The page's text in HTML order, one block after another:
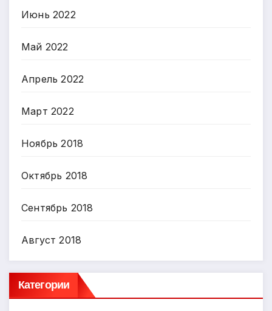
Июнь 2022
Май 2022
Апрель 2022
Март 2022
Ноябрь 2018
Октябрь 2018
Сентябрь 2018
Август 2018
Категории